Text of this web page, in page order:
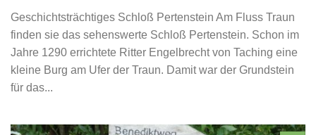
Geschichtsträchtiges Schloß Pertenstein Am Fluss Traun
finden sie das sehenswerte Schloß Pertenstein. Schon im
Jahre 1290 errichtete Ritter Engelbrecht von Taching eine
kleine Burg am Ufer der Traun. Damit war der Grundstein
für das...